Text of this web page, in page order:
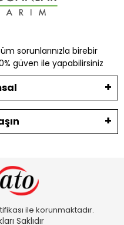
sorunlarınızla birebir
güven ile yapabilirsiniz
ile korunmaktadır.
Saklıdır